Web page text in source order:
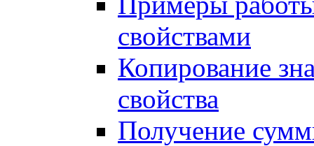
свойствами
Копирование
свойства
Получение